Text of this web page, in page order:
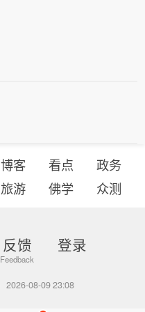
博客 看点
政务
旅游 佛学 众测
反馈 登录
2026-08-09 23:08